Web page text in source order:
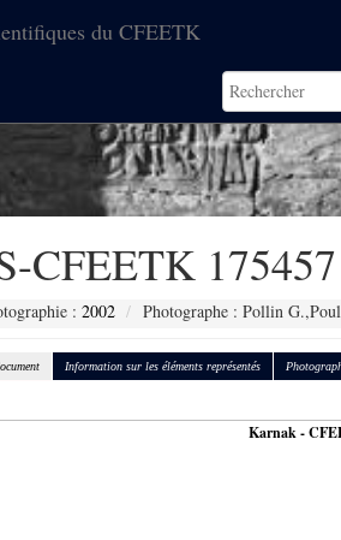
du CFEETK
CFEETK 175457
: 2002 Photographe : Pollin
Information sur les éléments représentés